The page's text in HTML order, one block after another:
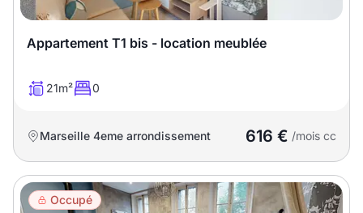
Appartement T1 bis - location meublée
21m² 0
Marseille 4eme arrondissement 616 € /mois cc
Occupé